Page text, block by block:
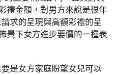
禮金額，對男方來說是很年
求的呈現與高額彩禮的呈
景下女方進步要價的一種表
是女方家庭盼望女兒可以